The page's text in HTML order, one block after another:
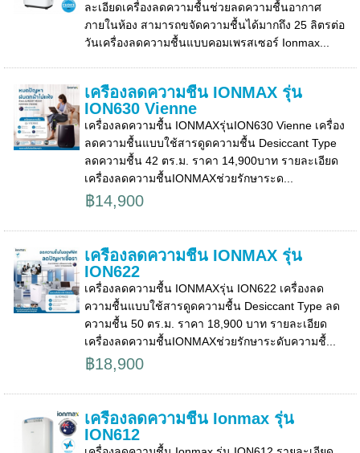
ละเอียดเครื่องลดความชื้นช่วยลดความชื้นอากาศ
ภายในห้อง สามารถขจัดความชื้นได้มากถึง 25 ลิตรต่อ
วันเครื่องลดความชื้นแบบคอมเพรสเซอร์ Ionmax...
เครื่องลดความชื้น IONMAX รุ่น
ION630 Vienne
เครื่องลดความชื้น IONMAXรุ่นION630 Vienne เครื่อง
ลดความชื้นแบบใช้สารดูดความชื้น Desiccant Type
ลดความชื้น 42 ตร.ม. ราคา 14,900บาท รายละเอียด
เครื่องลดความชื้นIONMAXช่วยรักษาระด...
฿14,900
เครื่องลดความชื้น IONMAX รุ่น
ION622
เครื่องลดความชื้น IONMAXรุ่น ION622 เครื่องลด
ความชื้นแบบใช้สารดูดความชื้น Desiccant Type ลด
ความชื้น 50 ตร.ม. ราคา 18,900 บาท รายละเอียด
เครื่องลดความชื้นIONMAXช่วยรักษาระดับความชื้...
฿18,900
เครื่องลดความชื้น Ionmax รุ่น
ION612